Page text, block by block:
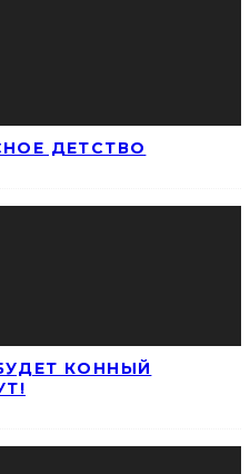
ДЕТСТВО
КОННЫЙ